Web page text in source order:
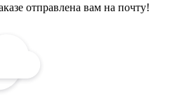
отправлена вам на почту!